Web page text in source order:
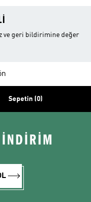
ve geri bildirimine değer
Sepetin (0)